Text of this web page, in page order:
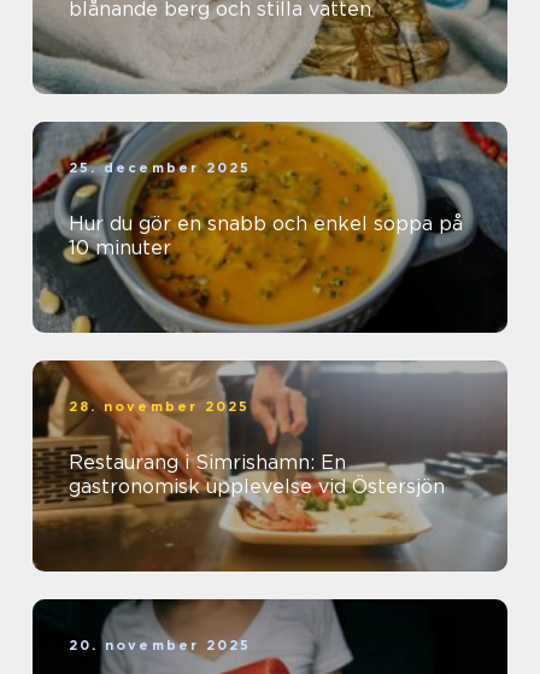
blånande berg och stilla vatten
25. december 2025
Hur du gör en snabb och enkel soppa på
10 minuter
28. november 2025
Restaurang i Simrishamn: En
gastronomisk upplevelse vid Östersjön
20. november 2025